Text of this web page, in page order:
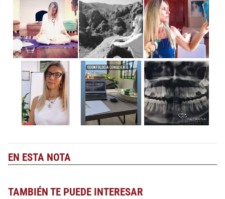
EN ESTA NOTA
TAMBIÉN TE PUEDE INTERESAR